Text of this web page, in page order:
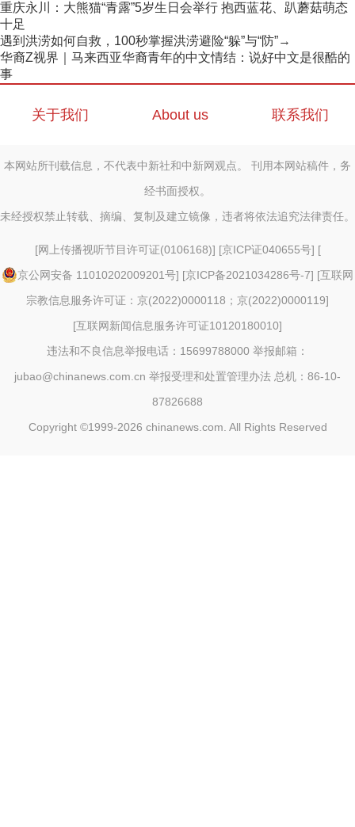
重庆永川：大熊猫“青露”5岁生日会举行 抱西蓝花、趴蘑菇萌态
十足
遇到洪涝如何自救，100秒掌握洪涝避险“躲”与“防”→
华裔Z视界｜马来西亚华裔青年的中文情结：说好中文是很酷的
事
关于我们 About us 联系我们
本网站所刊载信息，不代表中新社和中新网观点。 刊用本网站稿件，务
经书面授权。
未经授权禁止转载、摘编、复制及建立镜像，违者将依法追究法律责任。
[网上传播视听节目许可证(0106168)] [京ICP证040655号] [
京公网安备 11010202009201号] [京ICP备2021034286号-7] [互联网
宗教信息服务许可证：京(2022)0000118；京(2022)0000119]
[互联网新闻信息服务许可证10120180010]
违法和不良信息举报电话：15699788000 举报邮箱：
jubao@chinanews.com.cn 举报受理和处置管理办法 总机：86-10-
87826688
Copyright ©1999-2026 chinanews.com. All Rights Reserved